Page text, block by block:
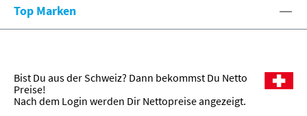
Top Marken
Bist Du aus der Schweiz? Dann bekommst Du Netto
Preise!
Nach dem Login werden Dir Nettopreise angezeigt.